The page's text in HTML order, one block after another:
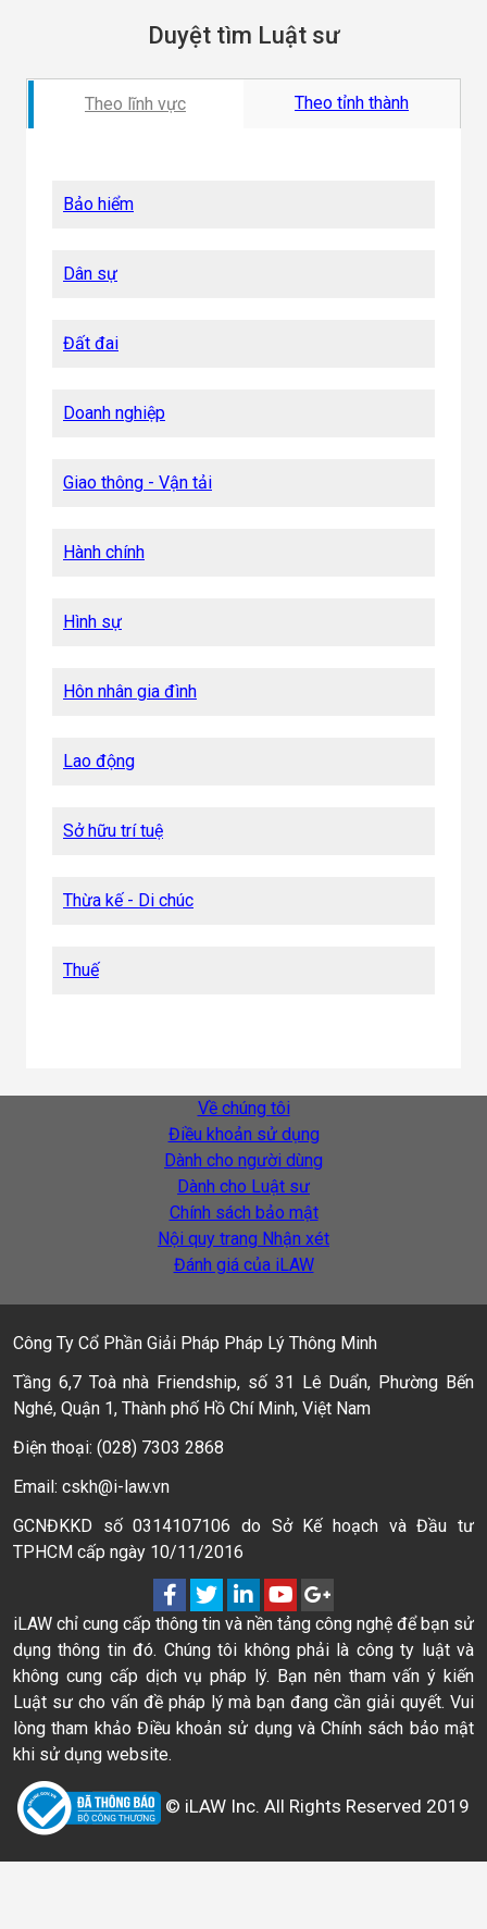
Duyệt tìm Luật sư
Theo lĩnh vực Theo tỉnh thành
Bảo hiểm
Dân sự
Đất đai
Doanh nghiệp
Giao thông - Vận tải
Hành chính
Hình sự
Hôn nhân gia đình
Lao động
Sở hữu trí tuệ
Thừa kế - Di chúc
Thuế
Về chúng tôi
Điều khoản sử dụng
Dành cho người dùng
Dành cho Luật sư
Chính sách bảo mật
Nội quy trang Nhận xét
Đánh giá của iLAW
Công Ty Cổ Phần Giải Pháp Pháp Lý Thông Minh
Tầng 6,7 Toà nhà Friendship, số 31 Lê Duẩn, Phường Bến
Nghé, Quận 1, Thành phố Hồ Chí Minh, Việt Nam
Điện thoại: (028) 7303 2868
Email: cskh@i-law.vn
GCNĐKKD số 0314107106 do Sở Kế hoạch và Đầu tư
TPHCM cấp ngày 10/11/2016
iLAW chỉ cung cấp thông tin và nền tảng công nghệ để bạn sử
dụng thông tin đó. Chúng tôi không phải là công ty luật và
không cung cấp dịch vụ pháp lý. Bạn nên tham vấn ý kiến
Luật sư cho vấn đề pháp lý mà bạn đang cần giải quyết. Vui
lòng tham khảo Điều khoản sử dụng và Chính sách bảo mật
khi sử dụng website.
© iLAW Inc. All Rights Reserved 2019